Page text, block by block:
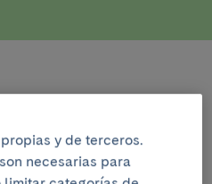
y de terceros.
necesarias para